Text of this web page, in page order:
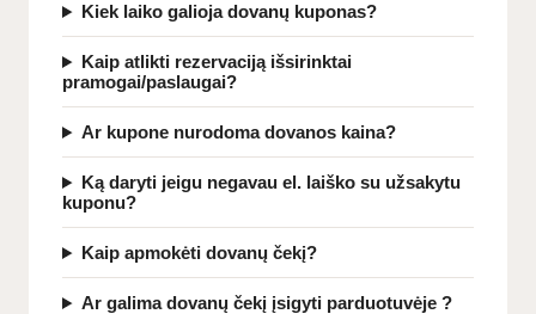
Kiek laiko galioja dovanų kuponas?
Kaip atlikti rezervaciją išsirinktai
pramogai/paslaugai?
Ar kupone nurodoma dovanos kaina?
Ką daryti jeigu negavau el. laiško su užsakytu
kuponu?
Kaip apmokėti dovanų čekį?
Ar galima dovanų čekį įsigyti parduotuvėje ?